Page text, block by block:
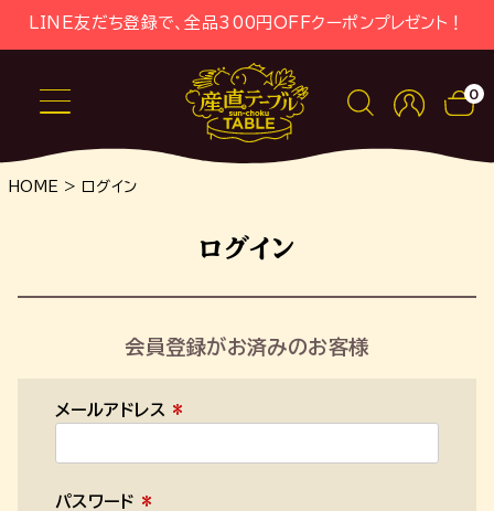
LINE友だち登録で、全品300円OFFクーポンプレゼント！
0
HOME ログイン
ログイン
会員登録がお済みのお客様
メールアドレス
パスワード